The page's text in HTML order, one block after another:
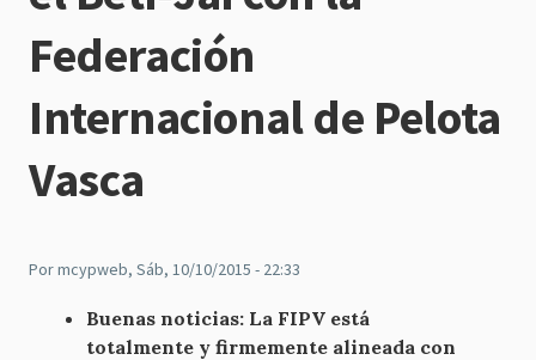
Federación
Internacional de Pelota
Vasca
Pormcypweb, Sáb, 10/10/2015 - 22:33
Buenas noticias: La FIPV está
totalmente y firmemente alineada con